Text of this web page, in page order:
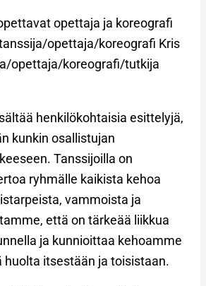
opettaja ja koreografi
opettaja/koreografi Kris
opettaja/koreografi/tutkija
henkilökohtaisia esittelyjä,
kunkin osallistujan
Tanssijoilla on
ryhmälle kaikista kehoa
vammoista ja
että on tärkeää liikkua
ja kunnioittaa kehoamme
huolta itsestään ja toisistaan.